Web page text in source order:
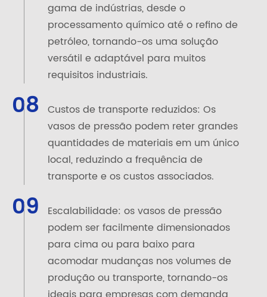
gama de indústrias, desde o
processamento químico até o refino de
petróleo, tornando-os uma solução
versátil e adaptável para muitos
requisitos industriais.
08
Custos de transporte reduzidos: Os
vasos de pressão podem reter grandes
quantidades de materiais em um único
local, reduzindo a frequência de
transporte e os custos associados.
09
Escalabilidade: os vasos de pressão
podem ser facilmente dimensionados
para cima ou para baixo para
acomodar mudanças nos volumes de
produção ou transporte, tornando-os